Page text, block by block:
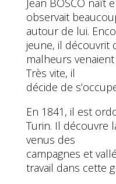
observait
autour de lui.
jeune, il découvrit
malheurs
Très vite, il
décide de
En 1841, il est
Turin. Il découvre
venus des
campagnes et
travail dans cette